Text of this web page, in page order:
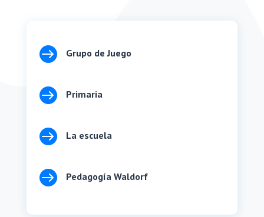
 Grupo de Juego
 Primaria
 La escuela
 Pedagogía Waldorf